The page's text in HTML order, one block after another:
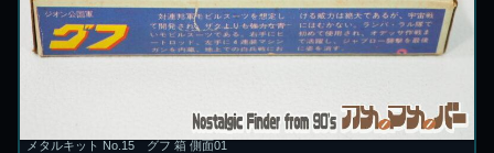
メタルキット No.15 グフ 箱 側面01